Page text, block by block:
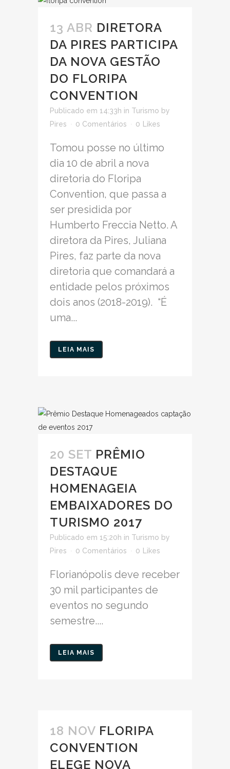
13 ABR DIRETORA
DA PIRES PARTICIPA
DA NOVA GESTÃO
DO FLORIPA
CONVENTION
Publicado em 14:33h in Turismo by
Pires
0 Comentários 0 Likes
Tomou posse no último
dia 10 de abril a nova
diretoria do Floripa
Convention, que passa a
ser presidida por
Humberto Freccia Netto. A
diretora da Pires, Juliana
Pires, faz parte da nova
diretoria que comandará a
entidade pelos próximos
dois anos (2018-2019). “É
uma...
LEIA MAIS
20 SET PRÊMIO
DESTAQUE
HOMENAGEIA
EMBAIXADORES DO
TURISMO 2017
Publicado em 15:20h in Turismo by
Pires
0 Comentários 0 Likes
Florianópolis deve receber
30 mil participantes de
eventos no segundo
semestre....
LEIA MAIS
18 NOV FLORIPA
CONVENTION
ELEGE NOVA